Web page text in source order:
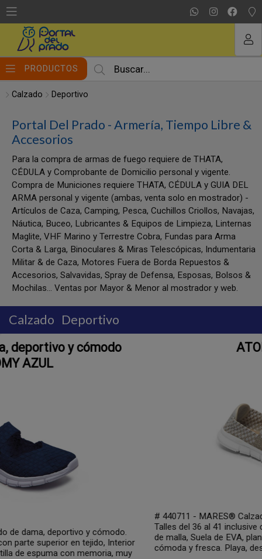
PRODUCTOS
Calzado Deportivo
Portal Del Prado - Armería, Tiempo Libre &
Accesorios
Para la compra de armas de fuego requiere de THATA,
CÉDULA y Comprobante de Domicilio personal y vigente.
Compra de Municiones requiere THATA, CÉDULA y GUIA DEL
ARMA personal y vigente (ambas, venta solo en mostrador) -
Artículos de Caza, Camping, Pesca, Cuchillos Criollos, Navajas,
Náutica, Buceo, Lubricantes & Equipos de Limpieza, Linternas
Maglite, VHF Marino y Terrestre Cobra, Fundas para Arma
Corta & Larga, Binoculares & Miras Telescópicas, Indumentaria
Militar & de Caza, Motores Fuera de Borda Repuestos &
Accesorios, Salvavidas, Spray de Defensa, Esposas, Bolsos &
Mochilas... Ventas por Mayor & Menor al mostrador y web.
Calzado Deportivo
ATOMY BEIGE
# 440711 - MARES® Calzado de dama, deportivo y
Talles del 36 al 41 inclusive con parte superior en tejido,
de malla, Suela de EVA, plantilla de espuma con
cómoda y fresca. Playa, descanso, deportes.